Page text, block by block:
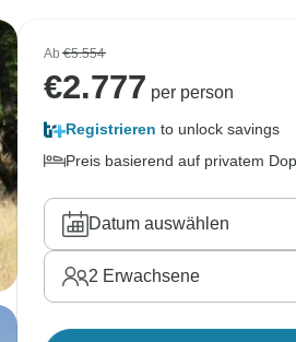
Ab€5.554
€2.777 per person
Registrieren to unlock savings
Preis basierend auf privatem
Datum auswählen
2 Erwachsene